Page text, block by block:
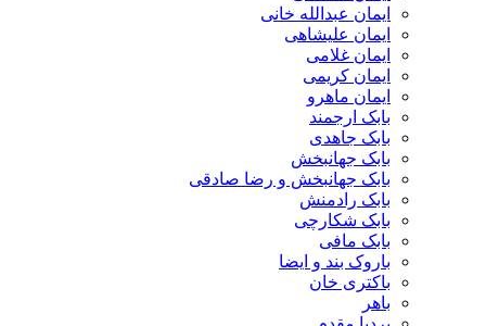
ایمان عبدالله خانی
ایمان علیشاهی
ایمان غلامی
ایمان کریمی
ایمان ماهرو
بابک ارجمند
بابک جاهدی
بابک جهانبخش
بابک جهانبخش و رضا صادقی
بابک رادمنش
بابک شکارچی
بابک مافی
باروک بند و ایضا
باکتری خان
باهر